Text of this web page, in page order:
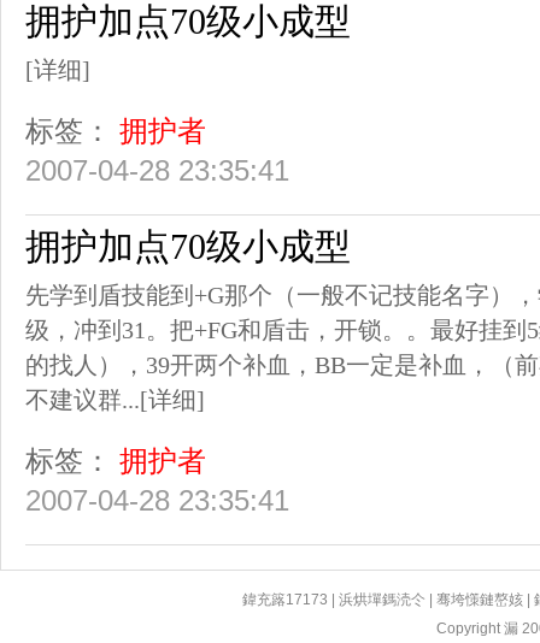
拥护加点70级小成型
[详细]
标签：
拥护者
2007-04-28 23:35:41
拥护加点70级小成型
先学到盾技能到+G那个（一般不记技能名字）
级，冲到31。把+FG和盾击，开锁。。最好挂
的找人），39开两个补血，BB一定是补血，（
不建议群...[详细]
标签：
拥护者
2007-04-28 23:35:41
鍏充簬17173 |浜烘墠鎷涜仒 |骞垮憡鏈嶅姟 |
Copyright 漏